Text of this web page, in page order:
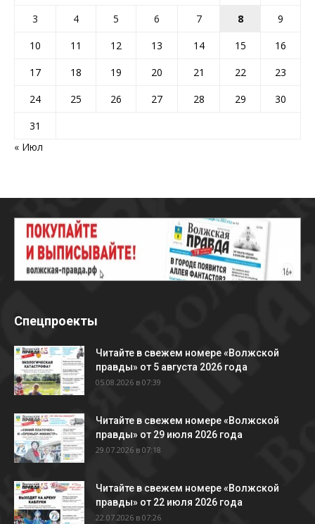
3
4 5 6 7 8
9
10
11 12 13 14 15
16
17
18 19 20 21 22
23
24
25 26 27 28 29
30
31
« Июл
Спецпроекты
Читайте в свежем номере «Волжской
правды» от 5 августа 2026 года
05.08.2026 в 07:39
Читайте в свежем номере «Волжской
правды» от 29 июля 2026 года
29.07.2026 в 07:18
Читайте в свежем номере «Волжской
правды» от 22 июля 2026 года
22.07.2026 в 07:26